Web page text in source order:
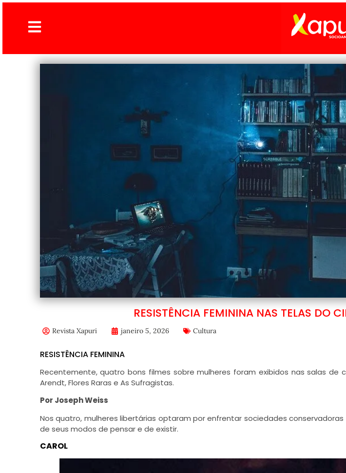
RESISTÊNCIA FEMININA NAS TELAS DO
Revista Xapuri janeiro 5, 2026 Cultura
RESISTÊNCIA FEMININA
Recentemente, quatro bons filmes sobre mulheres foram exibidos nas salas de
Arendt, Flores Raras e As Sufragistas.
Por Joseph Weiss
Nos quatro, mulheres libertárias optaram por enfrentar sociedades
de seus modos de pensar e de existir.
CAROL